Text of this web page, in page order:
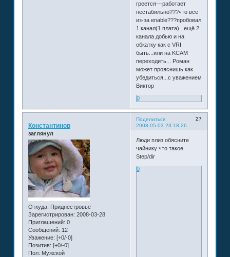
греется---работает
нестабильно???что все
из-за enable???пробовал
1 канал(1 плата)...ещё 2
канала добью и на
обкатку как с VRI
быть...или на KCAM
переходить... Роман
может прояснишь как
убедиться...с уважением
Виктор
0
Поделиться
27
2008-05-03 23:18:26
Константинов
заглянул
Откуда: Приднестровье
Зарегистрирован: 2008-03-28
Приглашений: 0
Сообщений: 12
Уважение: [+0/-0]
Позитив: [+0/-0]
Пол: Мужской
Люди плиз обясните
чайнику что такое
Step/dir
0